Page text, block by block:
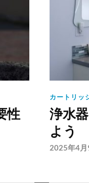
性
カートリッ
浄水
よう
2025年4月